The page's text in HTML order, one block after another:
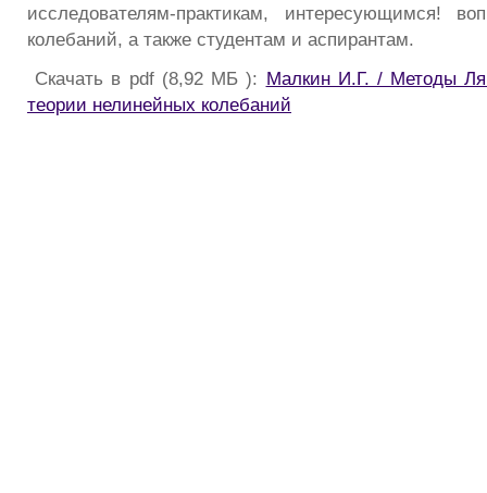
исследователям-практикам, интересующимся!
колебаний, а также студентам и аспирантам.
Скачать в pdf (8,92 МБ ): Малкин И.Г. / Методы
теории нелинейных колебаний